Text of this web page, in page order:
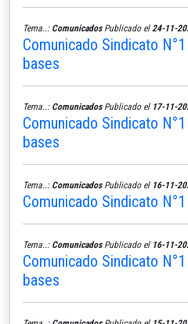
Tema..: ComunicadosPublicado el 24-11-
Comunicado Sindicato
bases
Tema..: ComunicadosPublicado el 17-11-
Comunicado Sindicato
bases
Tema..: ComunicadosPublicado el 16-11-
Comunicado Sindicato
Tema..: ComunicadosPublicado el 16-11-
Comunicado Sindicato
bases